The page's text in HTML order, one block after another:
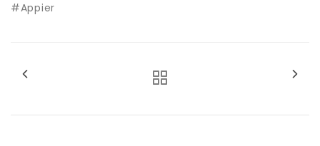
#Appier